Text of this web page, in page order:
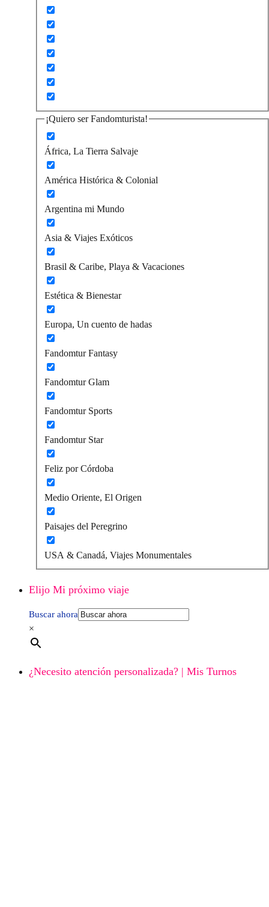
¡Quiero ser Fandomturista!
África, La Tierra Salvaje
América Histórica & Colonial
Argentina mi Mundo
Asia & Viajes Exóticos
Brasil & Caribe, Playa & Vacaciones
Estética & Bienestar
Europa, Un cuento de hadas
Fandomtur Fantasy
Fandomtur Glam
Fandomtur Sports
Fandomtur Star
Feliz por Córdoba
Medio Oriente, El Origen
Paisajes del Peregrino
USA & Canadá, Viajes Monumentales
Elijo Mi próximo viaje
Buscar ahora
×
¿Necesito atención personalizada? | Mis Turnos